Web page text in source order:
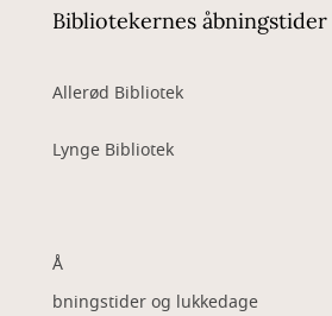
Bibliotekernes åbningstider
Allerød Bibliotek
Lynge Bibliotek
Å
bningstider og lukkedage